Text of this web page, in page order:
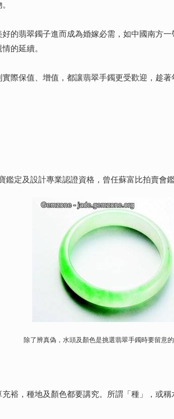
翡翠鐲子進而成為婚嫁必需，如中國南方一
的延續。
保值、增值，都讓翡翠手鐲更受歡迎，趁著
定及設計專業認證資格，曾任蘇富比拍賣會鑑
除了辨真偽，水頭及顏色是挑選翡翠手鐲時要留意的
，種地及顏色都要講究。所謂「種」，或稱